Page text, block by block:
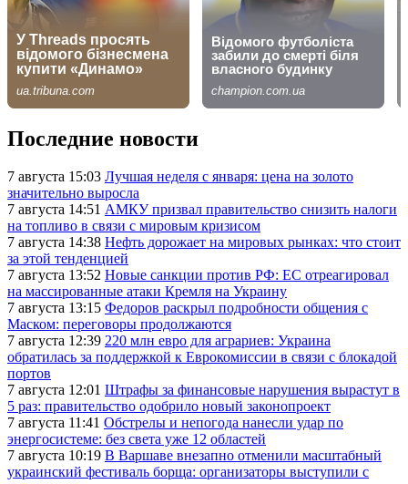
Последние новости
7 августа 15:03 Лучшая неделя с января: цена на золото
значительно выросла
7 августа 14:51 АМКУ призвал правительство снизить налоги
на топливо в связи с мировым кризисом
7 августа 14:38 Нефть дорожает на мировых рынках: что стоит
за этой тенденцией
7 августа 13:52 Новые санкции против РФ: ЕС отреагировал
на массированные атаки Кремля на Украину
7 августа 13:15 Федоров раскрыл подробности общения с
Маском: переговоры продолжаются
7 августа 12:39 220 млн евро для аграриев: Украина
обратилась за поддержкой к Еврокомиссии в связи с блокадой
портов
7 августа 12:01 Штрафы за финансовые нарушения вырастут в
5 раз: правительство одобрило новый законопроект
7 августа 11:41 Обстрелы и непогода нанесли удар по
энергосистеме: без света уже 12 областей
7 августа 10:19 В Варшаве внезапно отменили масштабный
украинский фестиваль борща: организаторы выступили с